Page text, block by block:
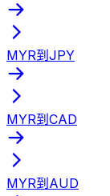
MYR到JPY
MYR到CAD
MYR到AUD